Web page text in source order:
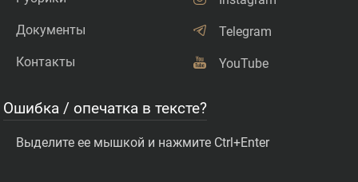
Документы
Контакты
Telegram
YouTube
Ошибка / опечатка в тексте?
Выделите ее мышкой и нажмите Ctrl+Enter